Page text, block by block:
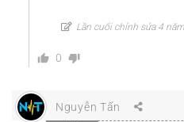
Lần cuối chỉnh sửa 4
0
Nguyễn Tấn